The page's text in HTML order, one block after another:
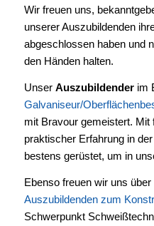
Wir freuen uns,
unserer Auszubildenden
abgeschlossen haben und
den Händen halten.
Unser Auszubildenderim
Galvaniseur/
mit Bravour gemeistert. Mit
praktischer Erfahrung in
bestens gerüstet, um in
Ebenso freuen wir uns
Auszubildenden zum
Schwerpunkt